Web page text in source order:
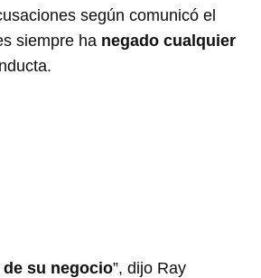
según comunicó el
siempre ha negado cualquier
de su negocio”, dijo Ray